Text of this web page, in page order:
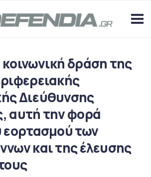
δράση της
Διεύθυνσης
αυτή την φορά
εορτασμού των
και της έλευσης